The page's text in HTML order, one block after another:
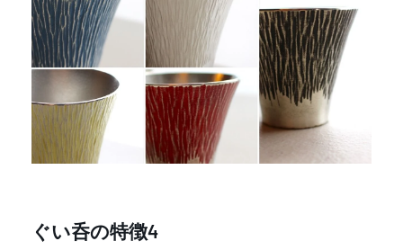
ぐい呑の特徴4